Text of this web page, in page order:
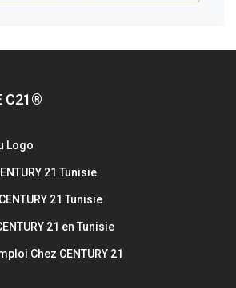
C21®
Logo
21 Tunisie
21 Tunisie
21 en Tunisie
Chez CENTURY 21